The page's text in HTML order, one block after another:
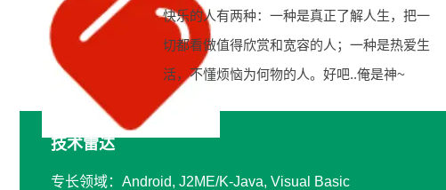
快乐的人有两种：一种是真正了解人生，把一
切都看做值得欣赏和宽容的人；一种是热爱生
活，不懂烦恼为何物的人。好吧..俺是神~
技术雷达
专长领域：Android, J2ME/K-Java, Visual Basic